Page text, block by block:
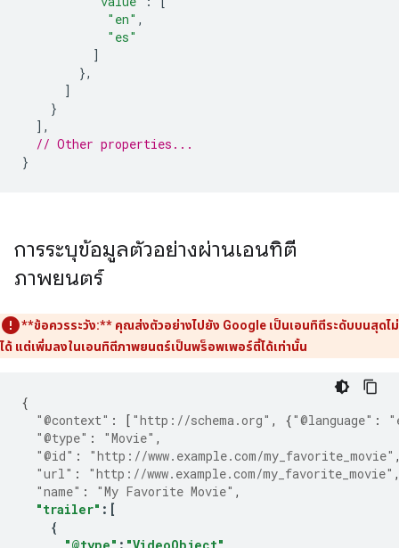
"en" ,
"es"
]
},
]
}
],
// Other properties...
}
การระบุข้อมูลตัวอย่างผ่านเอนทิตี
ภาพยนตร์
**ข้อควรระวัง:** คุณส่งตัวอย่างไปยัง Google เป็นเอนทิตีระดับบนสุดไม่
ได้ แต่เพิ่มลงในเอนทิตีภาพยนตร์เป็นพร็อพเพอร์ตี้ได้เท่านั้น
{
"@context" : [ "http://schema.org" , {"@language" :
"@type" : "Movie" ,
"@id" : "http://www.example.com/my_favorite_movie"
"url" : "http://www.example.com/my_favorite_movie"
"name" : "My Favorite Movie" ,
"trailer" :[
{